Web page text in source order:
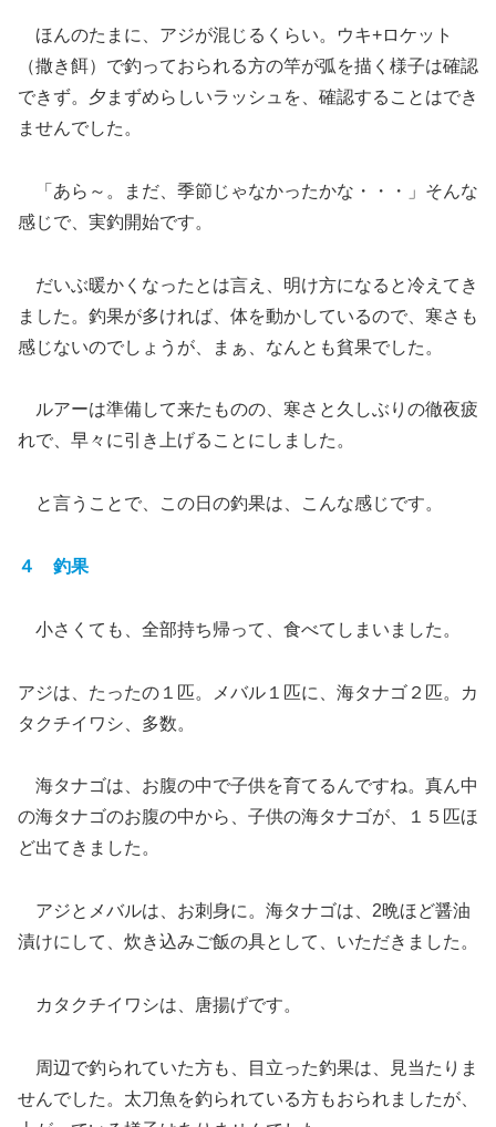
ほんのたまに、アジが混じるくらい。ウキ+ロケット
（撒き餌）で釣っておられる方の竿が弧を描く様子は確認
できず。夕まずめらしいラッシュを、確認することはでき
ませんでした。
「あら～。まだ、季節じゃなかったかな・・・」そんな
感じで、実釣開始です。
だいぶ暖かくなったとは言え、明け方になると冷えてき
ました。釣果が多ければ、体を動かしているので、寒さも
感じないのでしょうが、まぁ、なんとも貧果でした。
ルアーは準備して来たものの、寒さと久しぶりの徹夜疲
れで、早々に引き上げることにしました。
と言うことで、この日の釣果は、こんな感じです。
４ 釣果
小さくても、全部持ち帰って、食べてしまいました。
アジは、たったの１匹。メバル１匹に、海タナゴ２匹。カ
タクチイワシ、多数。
海タナゴは、お腹の中で子供を育てるんですね。真ん中
の海タナゴのお腹の中から、子供の海タナゴが、１５匹ほ
ど出てきました。
アジとメバルは、お刺身に。海タナゴは、2晩ほど醤油
漬けにして、炊き込みご飯の具として、いただきました。
カタクチイワシは、唐揚げです。
周辺で釣られていた方も、目立った釣果は、見当たりま
せんでした。太刀魚を釣られている方もおられましたが、